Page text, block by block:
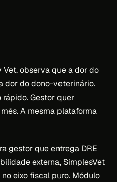
Vet, observa que a dor do
dor do dono-veterinário.
Gestor quer
A mesma plataforma
gestor que entrega DRE
externa, SimplesVet
eixo fiscal puro. Módulo